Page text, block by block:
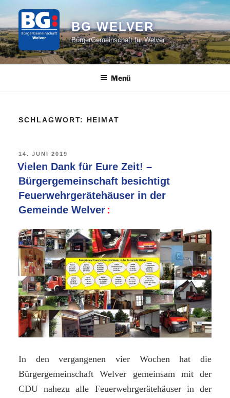
springen
BG WELVER
BürgerGemeinschaft für Welver
Menü
SCHLAGWORT: HEIMAT
VERÖFFENTLICHT
AM
14. JUNI 2019
Vielen Dank für Eure Zeit! –
Bürgergemeinschaft besichtigt
Feuerwehrgerätehäuser in der
Gemeinde Welver
In den vergangenen vier Wochen hat die
Bürgergemeinschaft Welver gemeinsam mit der
CDU nahezu alle Feuerwehrgerätehäuser in der